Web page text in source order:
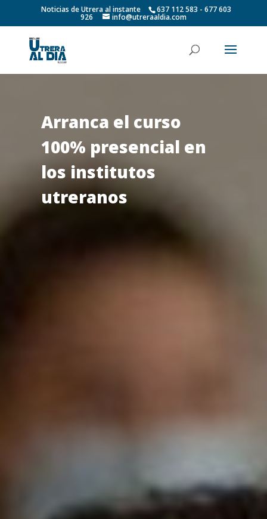
Noticias de Utrera al instante 637 112 583 - 677 603
926 info@utreraaldia.com
Arranca el curso
100% presencial en
los institutos
utreranos